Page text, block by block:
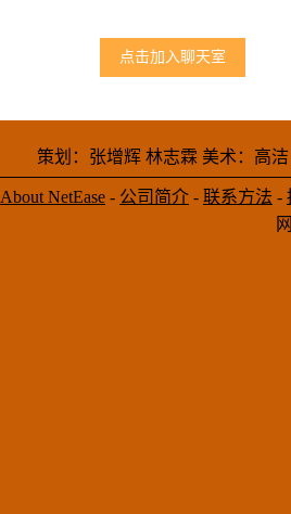
点击加入聊天室
策划：张增辉 林志霖 美术：高
About NetEase - 公司简介 - 联系方法 -